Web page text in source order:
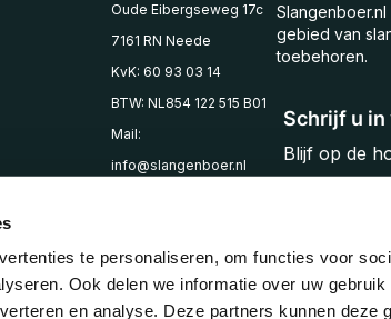
te personaliseren, om functies voor
Ook delen we informatie over uw
en analyse. Deze partners kunnen deze
Schrijf u
Blijf op de
gebied van
toebehoren.
Oude Eibergseweg 17c
7161 RN Neede
KvK: 60 93 03 14
BTW: NL854 122 515 B01
Mail:
info@slangenboer.nl